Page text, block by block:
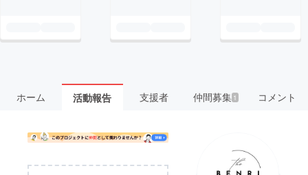
ホーム 活動報告 支援者 仲間募集 1 コメント